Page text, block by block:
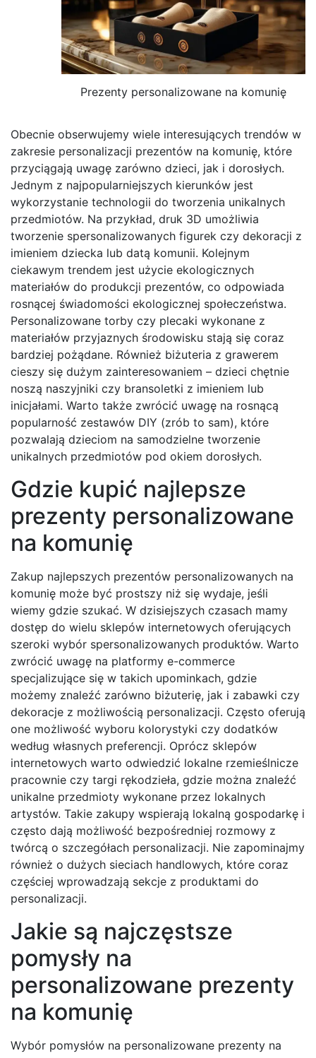
Prezenty personalizowane na komunię
Obecnie obserwujemy wiele interesujących trendów w
zakresie personalizacji prezentów na komunię, które
przyciągają uwagę zarówno dzieci, jak i dorosłych.
Jednym z najpopularniejszych kierunków jest
wykorzystanie technologii do tworzenia unikalnych
przedmiotów. Na przykład, druk 3D umożliwia
tworzenie spersonalizowanych figurek czy dekoracji z
imieniem dziecka lub datą komunii. Kolejnym
ciekawym trendem jest użycie ekologicznych
materiałów do produkcji prezentów, co odpowiada
rosnącej świadomości ekologicznej społeczeństwa.
Personalizowane torby czy plecaki wykonane z
materiałów przyjaznych środowisku stają się coraz
bardziej pożądane. Również biżuteria z grawerem
cieszy się dużym zainteresowaniem – dzieci chętnie
noszą naszyjniki czy bransoletki z imieniem lub
inicjałami. Warto także zwrócić uwagę na rosnącą
popularność zestawów DIY (zrób to sam), które
pozwalają dzieciom na samodzielne tworzenie
unikalnych przedmiotów pod okiem dorosłych.
Gdzie kupić najlepsze
prezenty personalizowane
na komunię
Zakup najlepszych prezentów personalizowanych na
komunię może być prostszy niż się wydaje, jeśli
wiemy gdzie szukać. W dzisiejszych czasach mamy
dostęp do wielu sklepów internetowych oferujących
szeroki wybór spersonalizowanych produktów. Warto
zwrócić uwagę na platformy e-commerce
specjalizujące się w takich upominkach, gdzie
możemy znaleźć zarówno biżuterię, jak i zabawki czy
dekoracje z możliwością personalizacji. Często oferują
one możliwość wyboru kolorystyki czy dodatków
według własnych preferencji. Oprócz sklepów
internetowych warto odwiedzić lokalne rzemieślnicze
pracownie czy targi rękodzieła, gdzie można znaleźć
unikalne przedmioty wykonane przez lokalnych
artystów. Takie zakupy wspierają lokalną gospodarkę i
często dają możliwość bezpośredniej rozmowy z
twórcą o szczegółach personalizacji. Nie zapominajmy
również o dużych sieciach handlowych, które coraz
częściej wprowadzają sekcje z produktami do
personalizacji.
Jakie są najczęstsze
pomysły na
personalizowane prezenty
na komunię
Wybór pomysłów na personalizowane prezenty na